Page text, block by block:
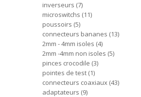
inverseurs 7
microswitchs 11
poussoirs 5
connecteurs bananes 13
2mm - 4mm isoles 4
2mm -4mm non isoles 5
pinces crocodile 3
pointes de test 1
connecteurs coaxiaux 43
adaptateurs 9